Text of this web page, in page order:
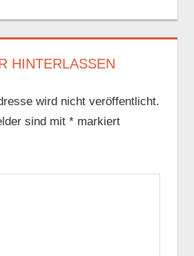
HINTERLASSEN
wird nicht veröffentlicht.
sind mit *markiert